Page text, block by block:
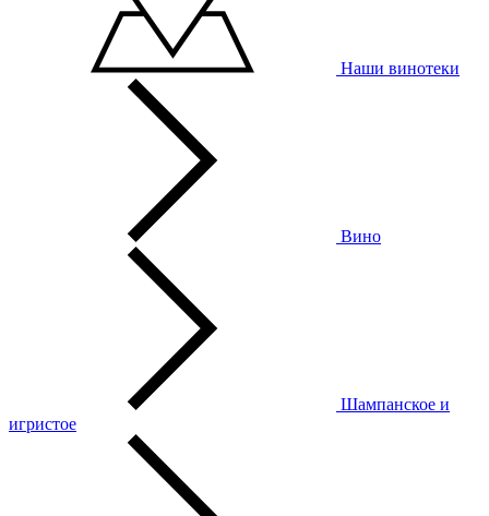
Наши винотеки
Вино
Шампанское и
игристое